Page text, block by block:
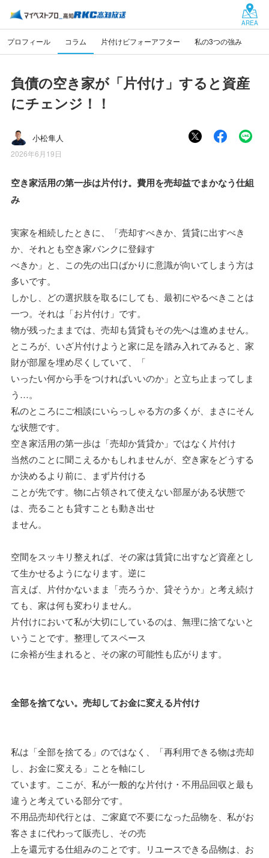
AREA
プロフィール コラム 片付けビフォーアフター 私の3つの強み
負債の空き家が「片付け」すると資産
にチェンジ！！
小松隼人
2026年6月19日
空き家活用の第一歩は片付け。費用を売却益でまかなう仕組
み
実家を相続したときに、「売却すべきか、賃貸に出すべき
か、それとも空き家バンクに登録す
べきか」と、この先の出口ばかりに意識が向いてしまう方は
多いです。
しかし、どの選択肢を取るにしても、最初にやるべきことは
一つ。それは「お片付け」です。
物が残ったままでは、売却も賃貸もその先へは進めません。
ところが、いざ片付けようと家に足を踏み入れてみると、家
財が部屋を埋め尽くしていて、「
いったい何から手をつければいいのか」と立ち止まってしま
う…。
私のところにご相談にいらっしゃる方の多くが、まさにそん
な状態です。
空き家活用の第一歩は「売却か賃貸か」ではなく片付け
当然のことに聞こえるかもしれませんが、空き家をどうする
か決めるより前に、まず片付ける
ことが先です。物に占領されて使えない部屋がある状態で
は、売ることも貸すことも動き出せ
ません。
空間をスッキリ整えれば、その家は賃貸に出すなど資産とし
て生かせるようになります。逆に
言えば、片付かないまま「売ろうか、貸そうか」と考え続け
ても、家は何も変わりません。
片付けにおいて私が大切にしているのは、無理に捨てないと
いうことです。整理してスペース
に余裕が生まれると、その家の可能性も広がります。
全部を捨てない。売却してお金に変える片付け
私は「全部を捨てる」のではなく、「再利用できる物は売却
し、お金に変える」ことを軸にし
ています。ここが、私が一般的な片付け・不用品回収と最も
違うと考えている部分です。
不用品売却代行とは、ご家庭で不要になった品物を、私がお
客さまに代わって販売し、その売
上を還元する仕組みのことです。リユースできる品物は、お